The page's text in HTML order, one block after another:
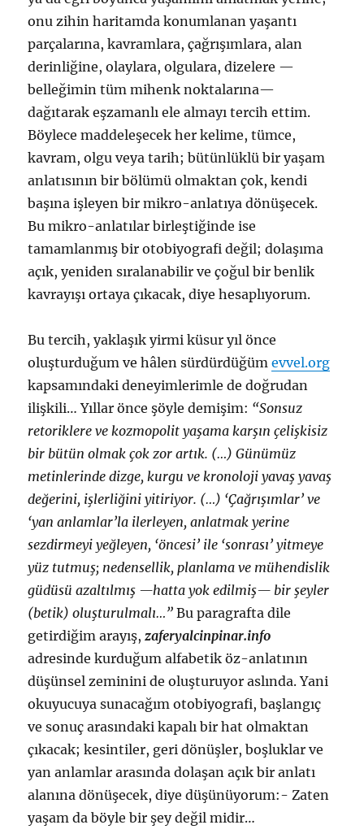
onu zihin haritamda konumlanan yaşantı
parçalarına, kavramlara, çağrışımlara, alan
derinliğine, olaylara, olgulara, dizelere —
belleğimin tüm mihenk noktalarına—
dağıtarak eşzamanlı ele almayı tercih ettim.
Böylece maddeleşecek her kelime, tümce,
kavram, olgu veya tarih; bütünlüklü bir yaşam
anlatısının bir bölümü olmaktan çok, kendi
başına işleyen bir mikro-anlatıya dönüşecek.
Bu mikro-anlatılar birleştiğinde ise
tamamlanmış bir otobiyografi değil; dolaşıma
açık, yeniden sıralanabilir ve çoğul bir benlik
kavrayışı ortaya çıkacak, diye hesaplıyorum.
Bu tercih, yaklaşık yirmi küsur yıl önce
oluşturduğum ve hâlen sürdürdüğümevvel.org
kapsamındaki deneyimlerimle de doğrudan
ilişkili… Yıllar önce şöyle demişim: “Sonsuz
retoriklere ve kozmopolit yaşama karşın çelişkisiz
bir bütün olmak çok zor artık. (…) Günümüz
metinlerinde dizge, kurgu ve kronoloji yavaş yavaş
değerini, işlerliğini yitiriyor. (…) ‘Çağrışımlar’ ve
‘yan anlamlar’la ilerleyen, anlatmak yerine
sezdirmeyi yeğleyen, ‘öncesi’ ile ‘sonrası’ yitmeye
yüz tutmuş; nedensellik, planlama ve mühendislik
güdüsü azaltılmış —hatta yok edilmiş— bir şeyler
(betik) oluşturulmalı…” Bu paragrafta dile
getirdiğim arayış,zaferyalcinpinar.info
adresinde kurduğum alfabetik öz-anlatının
düşünsel zeminini de oluşturuyor aslında. Yani
okuyucuya sunacağım otobiyografi, başlangıç
ve sonuç arasındaki kapalı bir hat olmaktan
çıkacak; kesintiler, geri dönüşler, boşluklar ve
yan anlamlar arasında dolaşan açık bir anlatı
alanına dönüşecek, diye düşünüyorum:- Zaten
yaşam da böyle bir şey değil midir…